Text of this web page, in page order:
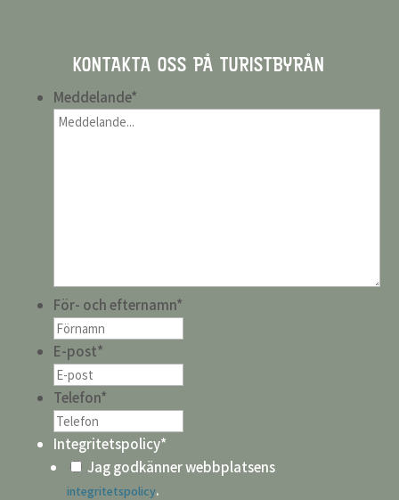
KONTAKTA OSS PÅ TURISTBYRÅN
Meddelande*
För- och efternamn*
E-post*
Telefon*
Integritetspolicy*
Jag godkänner webbplatsens
integritetspolicy.